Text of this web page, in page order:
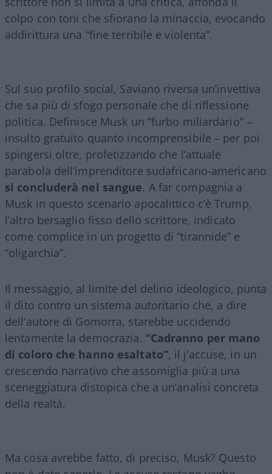
colpo con toni che sfiorano la minaccia, evocando
addirittura una “fine terribile e violenta”.
Sul suo profilo social, Saviano riversa un’invettiva
che sa più di sfogo personale che di riflessione
politica. Definisce Musk un “furbo miliardario” –
insulto gratuito quanto incomprensibile – per poi
spingersi oltre, profetizzando che l’attuale
parabola dell’imprenditore sudafricano-americano
si concluderà nel sangue. A far compagnia a
Musk in questo scenario apocalittico c’è Trump,
l’altro bersaglio fisso dello scrittore, indicato
come complice in un progetto di “tirannide” e
“oligarchia”.
Il messaggio, al limite del delirio ideologico, punta
il dito contro un sistema autoritario che, a dire
dell’autore di Gomorra, starebbe uccidendo
lentamente la democrazia. “Cadranno per mano
di coloro che hanno esaltato”, il j’accuse, in un
crescendo narrativo che assomiglia più a una
sceneggiatura distopica che a un’analisi concreta
della realtà.
Ma cosa avrebbe fatto, di preciso, Musk? Questo